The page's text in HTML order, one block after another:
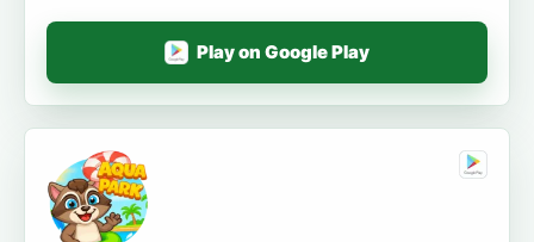
Play on Google Play